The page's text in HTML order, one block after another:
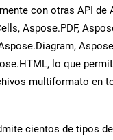
con otras API de
Aspose.PDF,
lo que
multiformato en
cientos de tipos